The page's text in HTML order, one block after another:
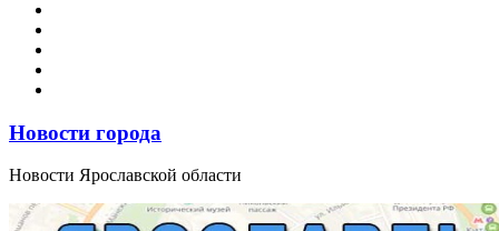
Новости города
Новости Ярославской области